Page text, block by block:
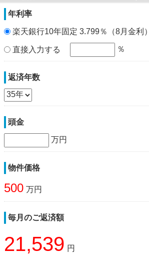
年利率
楽天銀行10年固定 3.799％（8月金利）
直接入力する ％
返済年数
頭金
万円
物件価格
500 万円
毎月のご返済額
21,539 円